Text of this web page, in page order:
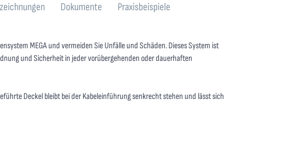
Dokumente Praxisbeispiele
MEGA und vermeiden Sie Unfälle und Schäden. Dieses System ist
und Sicherheit in jeder vorübergehenden oder dauerhaften
Deckel bleibt bei der Kabeleinführung senkrecht stehen und lässt sich